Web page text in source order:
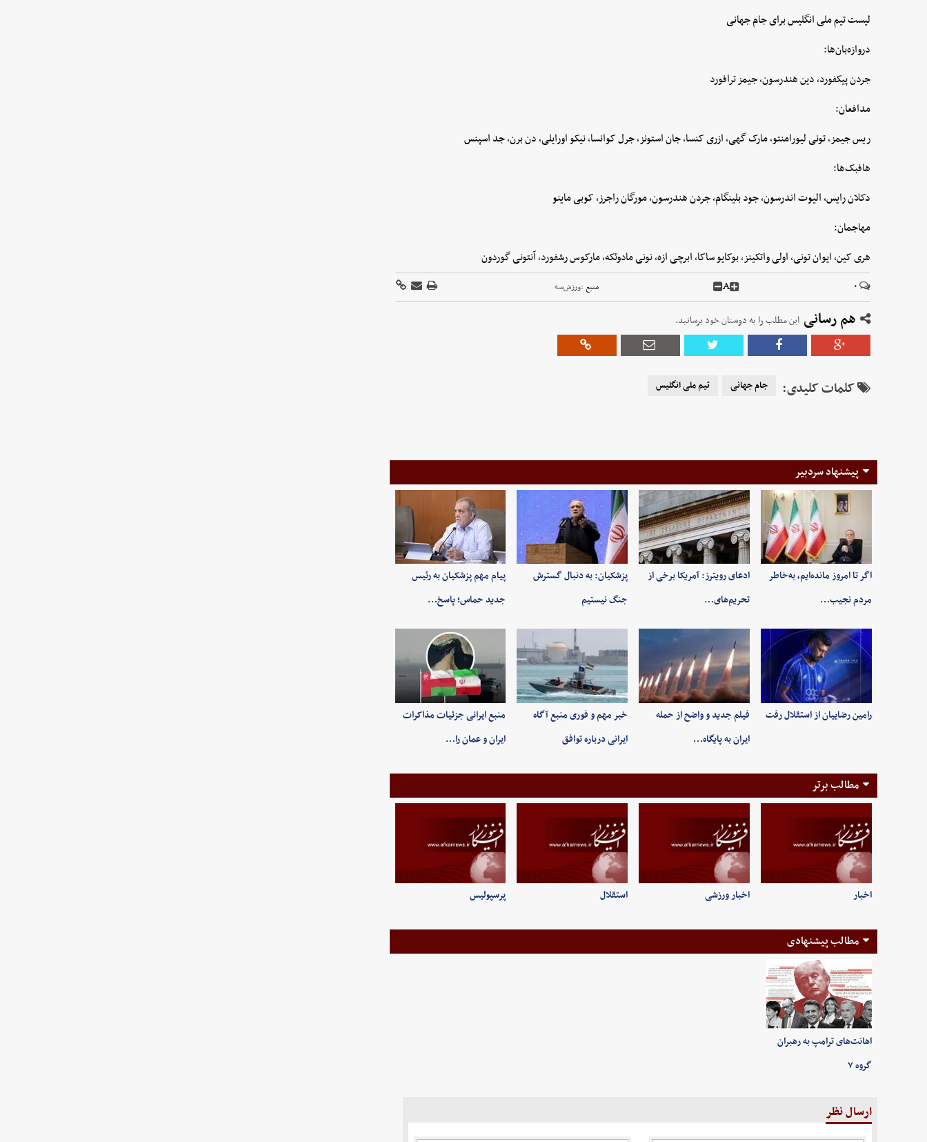
لیست تیم ملی انگلیس برای جام جهانی
دروازه‌بان‌ها:
جردن پیکفورد، دین هندرسون، جیمز ترافورد
مدافعان:
ریس جیمز، تونی لیورامنتو، مارک گهی، ازری کنسا، جان استونز، جرل کوانسا، نیکو اورایلی، دن برن، جد اسپنس
هافبک‌ها:
دکلان رایس، الیوت اندرسون، جود بلینگام، جردن هندرسون، مورگان راجرز، کوبی ماینو
مهاجمان:
هری کین، ایوان تونی، اولی واتکینز، بوکایو ساکا، ابرچی ازه، نونی مادوئکه، مارکوس رشفورد، آنتونی گوردون
۰ A منبع :ورزش‌سه
هم رسانی این مطلب را به دوستان خود برسانید.
کلمات کلیدی: جام جهانی تیم ملی انگلیس
پیشنهاد سردبیر
اگر تا امروز مانده‌ایم، به‌خاطر
مردم نجیب…
ادعای رویترز: آمریکا برخی از
تحریم‌های…
پزشکیان: به‌ دنبال گسترش
جنگ نیستیم
پیام مهم پزشکیان به رئیس
جدید حماس؛ پاسخ…
رامین رضاییان از استقلال رفت
فیلم جدید و واضح از حمله
ایران به پایگاه…
خبر مهم و فوری منبع آگاه
ایرانی درباره توافق
منبع ایرانی جزئیات مذاکرات
ایران و عمان را…
مطالب برتر
اخبار اخبار ورزشی استقلال پرسپولیس
مطالب پیشنهادی
اهانت‌های ترامپ به رهبران
گروه ۷
ارسال نظر